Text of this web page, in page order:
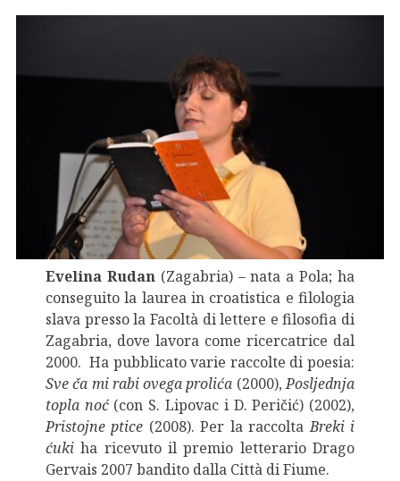
Evelina Rudan(Zagabria) – nata a Pola; ha
conseguito la laurea in croatistica e filologia
slava presso la Facoltà di lettere e filosofia di
Zagabria, dove lavora come ricercatrice dal
2000. Ha pubblicato varie raccolte di poesia:
Sve ča mi rabi ovega prolića (2000),Posljednja
topla noć(con S. Lipovac i D. Peričić) (2002),
Pristojne ptice (2008). Per la raccoltaBreki i
ćukiha ricevuto il premio letterario Drago
Gervais 2007 bandito dalla Città di Fiume.